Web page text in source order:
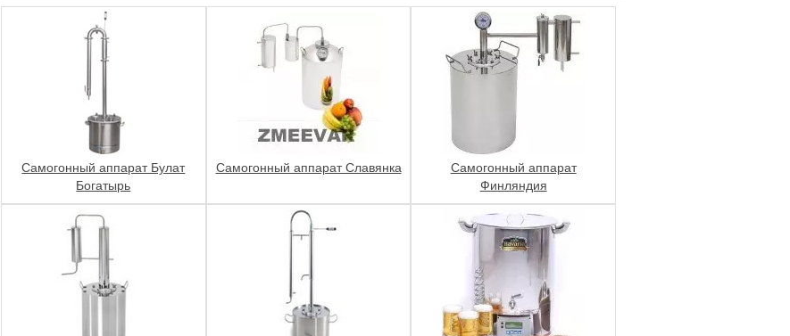
Самогонный аппарат Булат
Богатырь
Самогонный аппарат Славянка
Самогонный аппарат
Финляндия